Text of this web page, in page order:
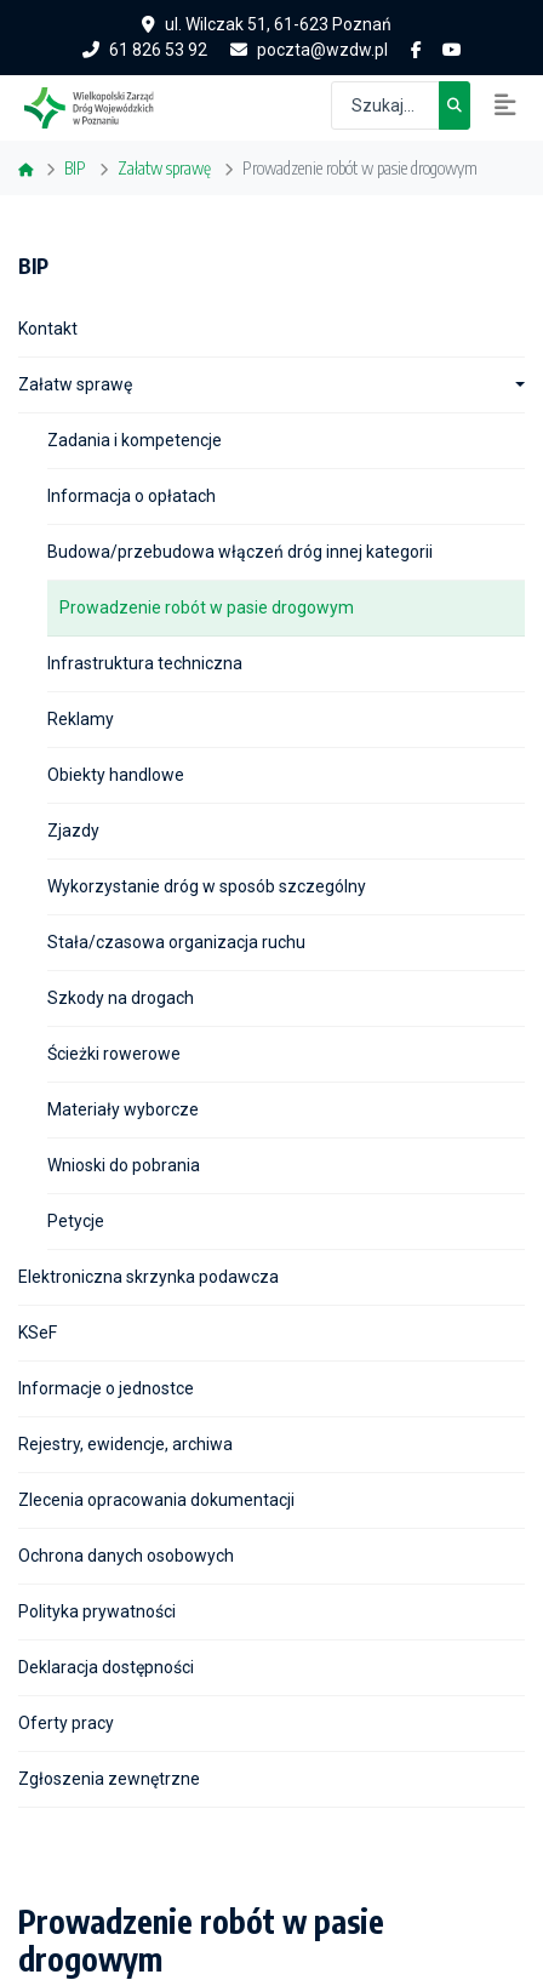
ul. Wilczak 51, 61-623 Poznań
61 826 53 92
poczta@wzdw.pl
BIP Załatw sprawę Prowadzenie robót w pasie drogowym
BIP
Kontakt
Załatw sprawę
Zadania i kompetencje
Informacja o opłatach
Budowa/przebudowa włączeń dróg innej kategorii
Prowadzenie robót w pasie drogowym
Infrastruktura techniczna
Reklamy
Obiekty handlowe
Zjazdy
Wykorzystanie dróg w sposób szczególny
Stała/czasowa organizacja ruchu
Szkody na drogach
Ścieżki rowerowe
Materiały wyborcze
Wnioski do pobrania
Petycje
Elektroniczna skrzynka podawcza
KSeF
Informacje o jednostce
Rejestry, ewidencje, archiwa
Zlecenia opracowania dokumentacji
Ochrona danych osobowych
Polityka prywatności
Deklaracja dostępności
Oferty pracy
Zgłoszenia zewnętrzne
Prowadzenie robót w pasie
drogowym